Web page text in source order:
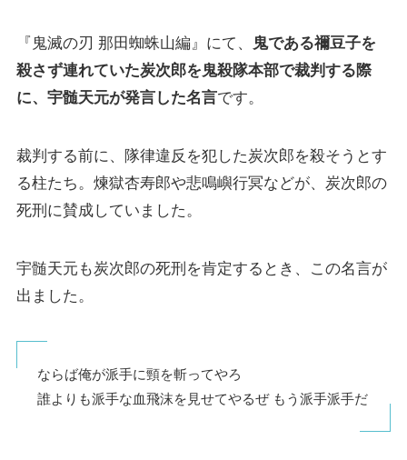
『鬼滅の刃 那田蜘蛛山編』にて、
鬼である禰豆子を
殺さず連れていた炭次郎を鬼殺隊本部で裁判する際
に、宇髄天元が発言した名言です。
裁判する前に、隊律違反を犯した炭次郎を殺そうとす
る柱たち。煉獄杏寿郎や悲鳴嶼行冥などが、炭次郎の
死刑に賛成していました。
宇髄天元も炭次郎の死刑を肯定するとき、この名言が
出ました。
ならば俺が派手に頸を斬ってやろ
誰よりも派手な血飛沫を見せてやるぜ もう派手派手だ